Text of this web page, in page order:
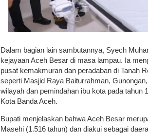
Dalam bagian lain sambutannya, Syech
kejayaan Aceh Besar di masa lampau. Ia
pusat kemakmuran dan peradaban di Tanah
seperti Masjid Raya Baiturrahman,
wilayah dan pemindahan ibu kota pada tahun
Kota Banda Aceh.
Bupati menjelaskan bahwa Aceh Besar
Masehi (1.516 tahun) dan diakui sebagai